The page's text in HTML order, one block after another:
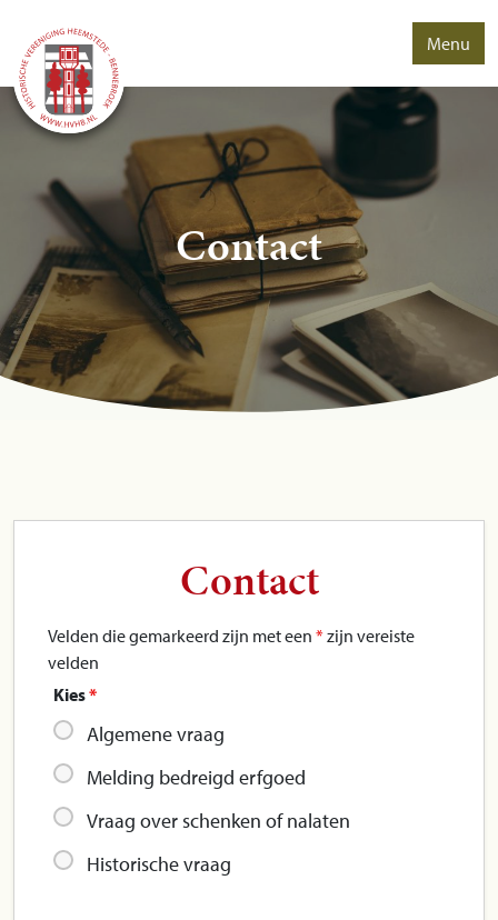
Menu
Contact
Contact
Velden die gemarkeerd zijn met een *zijn vereiste
velden
Kies*
Algemene vraag
Melding bedreigd erfgoed
Vraag over schenken of nalaten
Historische vraag